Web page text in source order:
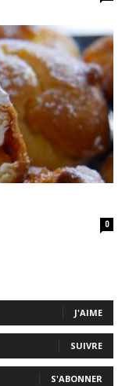
0
J'AIME
SUIVRE
S'ABONNER